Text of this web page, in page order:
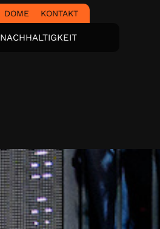
DOME KONTAKT
NACHHALTIGKEIT